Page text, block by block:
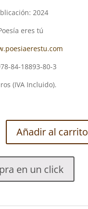
2024
eres tú
84-18893-80-3
(IVA Incluido).
Añadir al carrito
en un click